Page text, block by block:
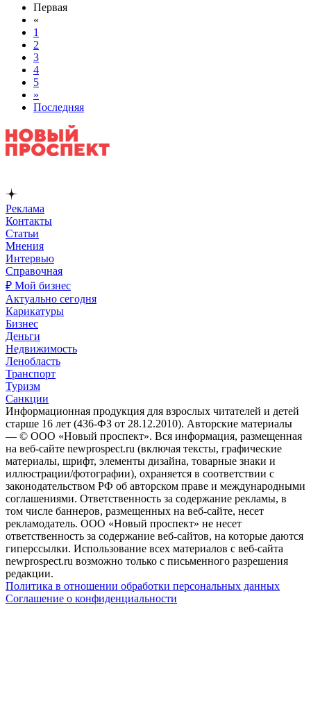
Первая
«
1
2
3
4
5
»
Последняя
Реклама
Контакты
Статьи
Мнения
Интервью
Справочная
₽ Мой бизнес
Актуально сегодня
Карикатуры
Бизнес
Деньги
Недвижимость
Ленобласть
Транспорт
Туризм
Санкции
Информационная продукция для взрослых читателей и детей
старше 16 лет (436-ФЗ от 28.12.2010). Авторские материалы
— © ООО «Новый проспект». Вся информация, размещенная
на веб-сайте newprospect.ru (включая тексты, графические
материалы, шрифт, элементы дизайна, товарные знаки и
иллюстрации/фотографии), охраняется в соответствии с
законодательством РФ об авторском праве и международными
соглашениями. Ответственность за содержание рекламы, в
том числе баннеров, размещенных на веб-сайте, несет
рекламодатель. ООО «Новый проспект» не несет
ответственность за содержание веб-сайтов, на которые даются
гиперссылки. Использование всех материалов с веб-сайта
newprospect.ru возможно только с письменного разрешения
редакции.
Политика в отношении обработки персональных данных
Соглашение о конфиденциальности